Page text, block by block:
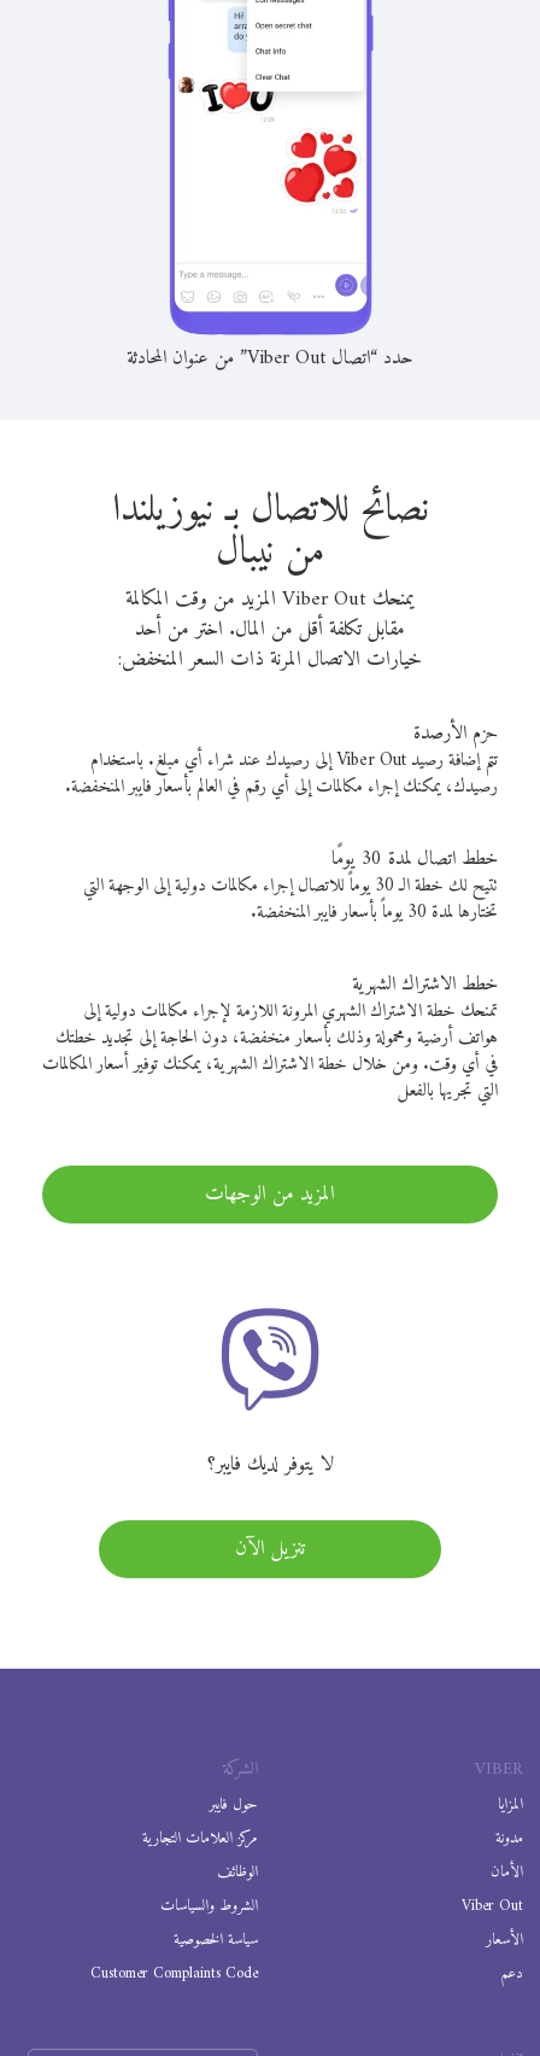
حدد “اتصال Viber Out” من عنوان المحادثة
نصائح للاتصال بـ نيوزيلندا
من نيبال
يمنحك Viber Out المزيد من وقت المكالمة
مقابل تكلفة أقل من المال. اختر من أحد
خيارات الاتصال المرنة ذات السعر المنخفض:
حزم الأرصدة
تتم إضافة رصيد Viber Out إلى رصيدك عند شراء أي مبلغ. باستخدام
رصيدك، يمكنك إجراء مكالمات إلى أي رقم في العالم بأسعار فايبر المنخفضة.
خطط اتصال لمدة 30 يومًا
تتيح لك خطة الـ 30 يوماً للاتصال إجراء مكالمات دولية إلى الوجهة التي
تختارها لمدة 30 يوماً بأسعار فايبر المنخفضة.
خطط الاشتراك الشهرية
تمنحك خطة الاشتراك الشهري المرونة اللازمة لإجراء مكالمات دولية إلى
هواتف أرضية ومحمولة وذلك بأسعار منخفضة، دون الحاجة إلى تجديد خطتك
في أي وقت. ومن خلال خطة الاشتراك الشهرية، يمكنك توفير أسعار المكالمات
التي تجريها بالفعل
المزيد من الوجهات
لا يتوفر لديك فايبر؟
تنزيل الآن
VIBER
المزايا
مدونة
الأمان
Viber Out
الأسعار
دعم
الشركة
حول فايبر
مركز العلامات التجارية
الوظائف
الشروط والسياسات
سياسة الخصوصية
Customer Complaints Code